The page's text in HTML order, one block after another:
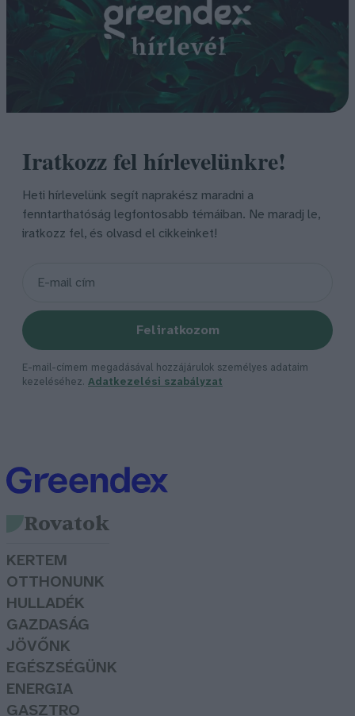
Iratkozz fel hírlevelünkre!
Heti hírlevelünk segít naprakész maradni a
fenntarthatóság legfontosabb témáiban. Ne maradj le,
iratkozz fel, és olvasd el cikkeinket!
Feliratkozom
E-mail-címem megadásával hozzájárulok személyes adataim
kezeléséhez. Adatkezelési szabályzat
Rovatok
KERTEM
OTTHONUNK
HULLADÉK
GAZDASÁG
JÖVŐNK
EGÉSZSÉGÜNK
ENERGIA
GASZTRO